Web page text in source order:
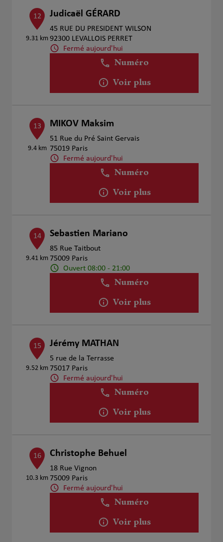
12
9.31 km
Judicaël GÉRARD
45 RUE DU PRESIDENT WILSON
92300 LEVALLOIS PERRET
Fermé aujourd'hui
Numéro
Voir plus
13
9.4 km
MIKOV Maksim
51 Rue du Pré Saint Gervais
75019 Paris
Fermé aujourd'hui
Numéro
Voir plus
14
9.41 km
Sebastien Mariano
85 Rue Taitbout
75009 Paris
Ouvert 08:00 - 21:00
Numéro
Voir plus
15
9.52 km
Jérémy MATHAN
5 rue de la Terrasse
75017 Paris
Fermé aujourd'hui
Numéro
Voir plus
16
10.3 km
Christophe Behuel
18 Rue Vignon
75009 Paris
Fermé aujourd'hui
Numéro
Voir plus